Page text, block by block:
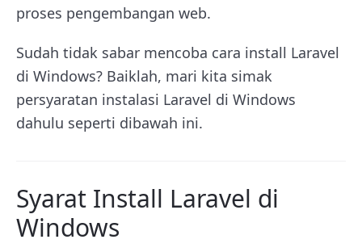
proses pengembangan web.
Sudah tidak sabar mencoba cara install Laravel
di Windows? Baiklah, mari kita simak
persyaratan instalasi Laravel di Windows
dahulu seperti dibawah ini.
Syarat Install Laravel di
Windows